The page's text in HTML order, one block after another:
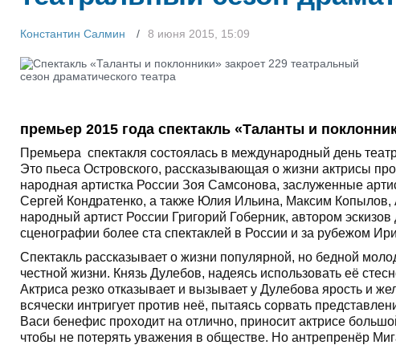
Константин Салмин 8 июня 2015, 15:09
премьер 2015 года спектакль «Таланты и
Премьера спектакля состоялась в международный день
Это пьеса Островского, рассказывающая о жизни актрисы
народная артистка России Зоя Самсонова, заслуженные
Сергей Кондратенко, а также Юлия Ильина, Максим Копылов,
народный артист России Григорий Гоберник, автором
сценографии более ста спектаклей в России и за рубежом
Спектакль рассказывает о жизни популярной, но бедной
честной жизни. Князь Дулебов, надеясь использовать её
Актриса резко отказывает и вызывает у Дулебова ярость и
всячески интригует против неё, пытаясь сорвать
Васи бенефис проходит на отлично, приносит актрисе
чтобы не потерять уважения в обществе. Но антрепренёр